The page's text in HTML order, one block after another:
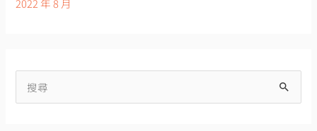
2022 年 8 月